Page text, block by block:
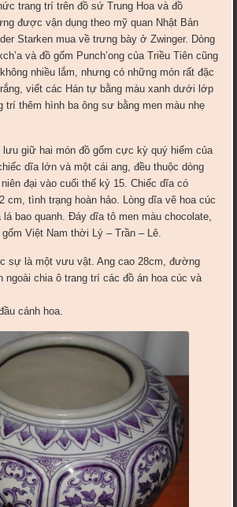
trang trí trên đồ sứ Trung Hoa và đồ
được vận dụng theo mỹ quan Nhật Bản
Starken mua về trưng bày ở Zwinger. Dòng
và đồ gốm Punch’ong của Triều Tiên cũng
nhiều lắm, nhưng có những món rất đặc
viết các Hán tự bằng màu xanh dưới lớp
trí thêm hình ba ông sư bằng men màu nhẹ
lưu giữ hai món đồ gốm cực kỳ quý hiếm của
dĩa lớn và một cái ang, đều thuộc dòng
đại vào cuối thế kỷ 15. Chiếc dĩa có
cm, tình trạng hoàn hảo. Lòng dĩa vẽ hoa cúc
lá bao quanh. Đáy dĩa tô men màu chocolate,
Việt Nam thời Lý – Trần – Lê.
sự là một vưu vật. Ang cao 28cm, đường
ngoài chia ô trang trí các đồ án hoa cúc và
cánh hoa.